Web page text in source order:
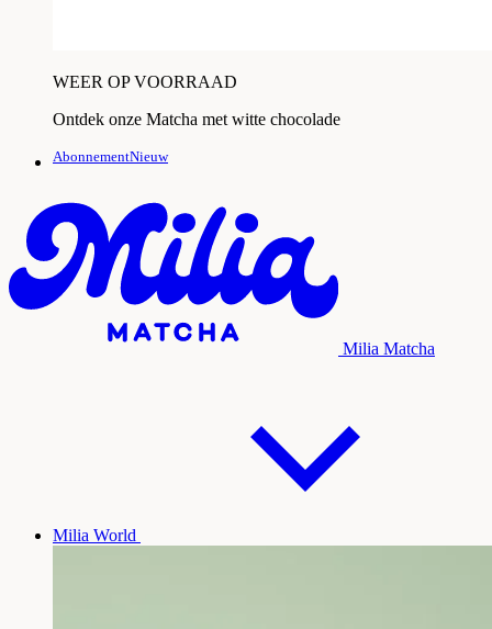
WEER OP VOORRAAD
Ontdek onze Matcha met witte chocolade
AbonnementNieuw
Milia Matcha
Milia World